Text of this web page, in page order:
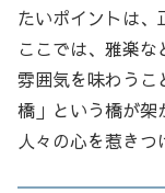
たいポイントは、
ここでは、雅楽
雰囲気を味わうこ
橋」という橋が架
人々の心を惹きつ